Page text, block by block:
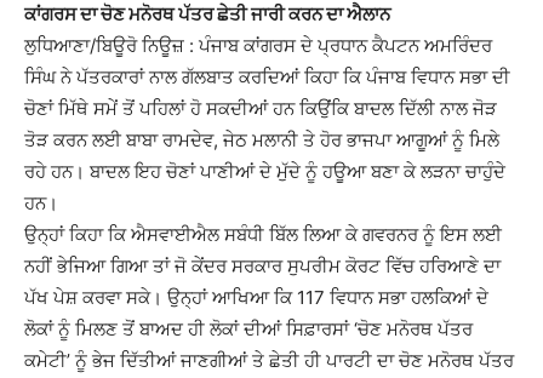
ਕਾਂਗਰਸ ਦਾ ਚੋਣ ਮਨੋਰਥ ਪੱਤਰ ਛੇਤੀ ਜਾਰੀ ਕਰਨ ਦਾ ਐਲਾਨ
ਲੁਧਿਆਣਾ/ਬਿਊਰੋ ਨਿਊਜ਼ : ਪੰਜਾਬ ਕਾਂਗਰਸ ਦੇ ਪ੍ਰਧਾਨ ਕੈਪਟਨ ਅਮਰਿੰਦਰ
ਸਿੰਘ ਨੇ ਪੱਤਰਕਾਰਾਂ ਨਾਲ ਗੱਲਬਾਤ ਕਰਦਿਆਂ ਕਿਹਾ ਕਿ ਪੰਜਾਬ ਵਿਧਾਨ ਸਭਾ ਦੀ
ਚੋਣਾਂ ਮਿੱਥੇ ਸਮੇਂ ਤੋਂ ਪਹਿਲਾਂ ਹੋ ਸਕਦੀਆਂ ਹਨ ਕਿਉਂਕਿ ਬਾਦਲ ਦਿੱਲੀ ਨਾਲ ਜੋੜ
ਤੋੜ ਕਰਨ ਲਈ ਬਾਬਾ ਰਾਮਦੇਵ, ਜੇਠ ਮਲਾਨੀ ਤੇ ਹੋਰ ਭਾਜਪਾ ਆਗੂਆਂ ਨੂੰ ਮਿਲੇ
ਰਹੇ ਹਨ। ਬਾਦਲ ਇਹ ਚੋਣਾਂ ਪਾਣੀਆਂ ਦੇ ਮੁੱਦੇ ਨੂੰ ਹਊਆ ਬਣਾ ਕੇ ਲੜਨਾ ਚਾਹੁੰਦੇ
ਹਨ।
ਉਨ੍ਹਾਂ ਕਿਹਾ ਕਿ ਐਸਵਾਈਐਲ ਸਬੰਧੀ ਬਿੱਲ ਲਿਆ ਕੇ ਗਵਰਨਰ ਨੂੰ ਇਸ ਲਈ
ਨਹੀਂ ਭੇਜਿਆ ਗਿਆ ਤਾਂ ਜੋ ਕੇਂਦਰ ਸਰਕਾਰ ਸੁਪਰੀਮ ਕੋਰਟ ਵਿੱਚ ਹਰਿਆਣੇ ਦਾ
ਪੱਖ ਪੇਸ਼ ਕਰਵਾ ਸਕੇ। ਉਨ੍ਹਾਂ ਆਖਿਆ ਕਿ 117 ਵਿਧਾਨ ਸਭਾ ਹਲਕਿਆਂ ਦੇ
ਲੋਕਾਂ ਨੂੰ ਮਿਲਣ ਤੋਂ ਬਾਅਦ ਹੀ ਲੋਕਾਂ ਦੀਆਂ ਸਿਫ਼ਾਰਸਾਂ ‘ਚੋਣ ਮਨੋਰਥ ਪੱਤਰ
ਕਮੇਟੀ’ ਨੂੰ ਭੇਜ ਦਿੱਤੀਆਂ ਜਾਣਗੀਆਂ ਤੇ ਛੇਤੀ ਹੀ ਪਾਰਟੀ ਦਾ ਚੋਣ ਮਨੋਰਥ ਪੱਤਰ